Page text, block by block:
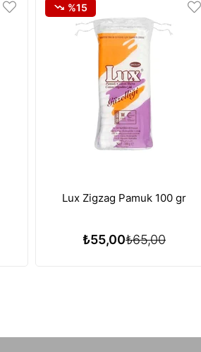
Lux Zigzag Pamuk 100 gr
₺55,00₺65,00
%15